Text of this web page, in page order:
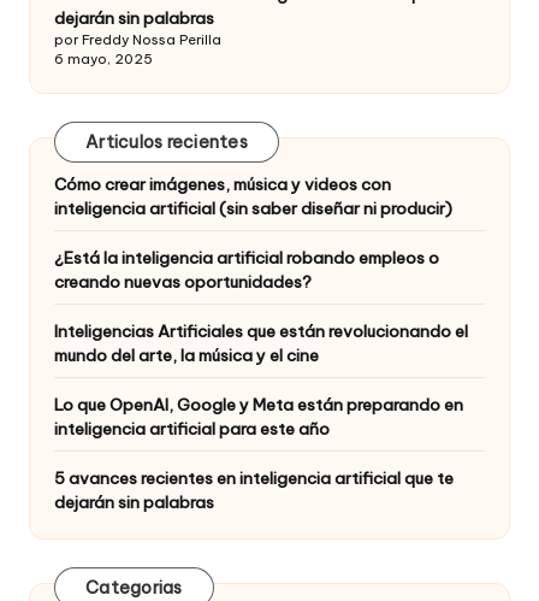
dejarán sin palabras
por Freddy Nossa Perilla
6 mayo, 2025
Articulos recientes
Cómo crear imágenes, música y videos con
inteligencia artificial (sin saber diseñar ni producir)
¿Está la inteligencia artificial robando empleos o
creando nuevas oportunidades?
Inteligencias Artificiales que están revolucionando el
mundo del arte, la música y el cine
Lo que OpenAI, Google y Meta están preparando en
inteligencia artificial para este año
5 avances recientes en inteligencia artificial que te
dejarán sin palabras
Categorias